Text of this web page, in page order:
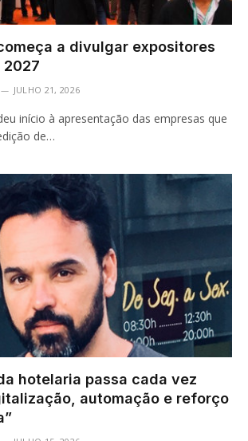
começa a divulgar expositores
2027
JULHO 21, 2026
início à apresentação das empresas que
de…
hotelaria passa cada vez
automação e reforço